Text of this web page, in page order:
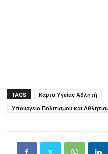
TAGS
Κάρτα Υγείας Αθλητή
Υπουργείο Πολιτισμού και